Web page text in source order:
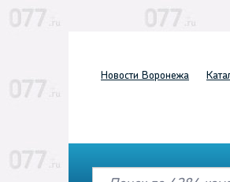
Новости Воронежа